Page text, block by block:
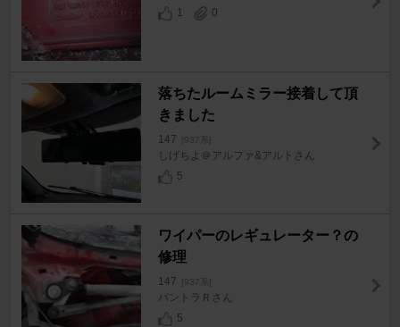
1
0
落ちたルームミラー接着して頂
きました
147 [937系]
しげちよ＠アルファ&アルトさん
5
ワイパーのレギュレーター？の
修理
147 [937系]
パントラＲさん
5